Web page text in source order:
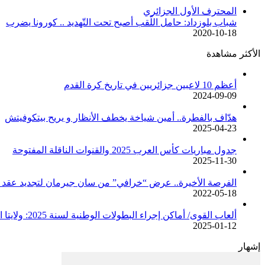
المحترف الأول الجزائري
شباب بلوزداد: حامل اللّقب أصبح تحت التّهديد .. كورونا يضرب
2020-10-18
الأكثر مشاهدة
أعظم 10 لاعبين جزائريين في تاريخ كرة القدم
2024-09-09
هدّاف بالفطرة.. أمين شياخة يخطف الأنظار و يريح بيتكوفيتش
2025-04-23
جدول مباريات كأس العرب 2025 والقنوات الناقلة المفتوحة
2025-11-30
الفرصة الأخيرة.. عرض “خرافي” من سان جيرمان لتجديد عقد
2022-05-18
ألعاب القوى/ أماكن إجراء البطولات الوطنية لسنة 2025: ولايتا الجزائر وبجاية تحتضنان أغلبية المسابقات /اتحادية/
2025-01-12
إشهار